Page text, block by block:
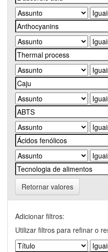
Retornar valores
Adicionar filtros:
Utilizar filtros para refinar o